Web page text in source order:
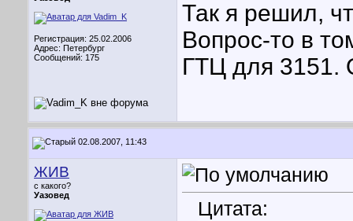
Регистрация: 25.02.2006
Адрес: Петербург
Сообщений: 175
Так я решил,
Вопрос-то в
ГТЦ для 3151.
02.08.2007, 11:43
ЖИВ
с какого?
Уазовед
Цитата: